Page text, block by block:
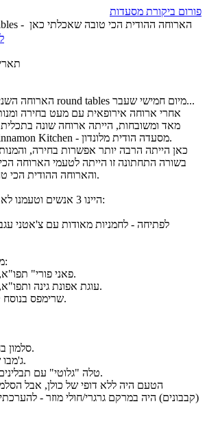
פורום ביקורת מסעדות
נושא: טאיזו ב-round tables - הארוחה ההודית הכי טובה שאכלתי כאן
תאריך: 24/
הארוחה השנייה שלי במסגרת אירועי round tables מיום חמישי שעבר...
אחרי ארוחה אירופאית עם מעט בחירה
שפים ממסעדת The Cinnamon Kitchen - מסעדה הודית מלונדון.
כאן הייתה הרבה יותר אפשרות בחירה,
בשורה התחתונה זו הייתה לטעמי הארוחה
והארוחה ההודית הכי טובה שאכלתי כאן בארץ.
היינו 3 אנשים וטעמנו לא פחות מ-14 מנות שונות:
לפתיחה - לחמניות מאודות עם צ'אטני
3 מנות ראשונות לחלוקה:
"פאני פורי" תפו"א, חומוס, צי'לי ותמרינדי.
עוגת אפונת גינה ותפו"א, צ'אטני קוקוס ועגבניות.
שרימפס בנוסח קרלה, קוקוס ועלי קארי.
סלמון בחרדל עם צ'אטני אפונה.
ג'מבו שרימפס עם צ'ילי וקימל.
טלה "גלוטי" עם תבלינים חמים וראיטה פפריקה.
הטעם היה ללא דופי של כולן, אבל
(קבבונים) היה במרקם גרגרי/חולי מוזר - להערכתי